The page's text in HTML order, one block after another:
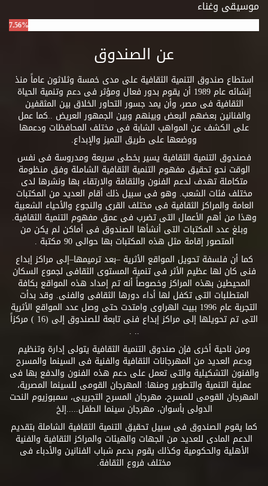
موسيقى وغناء
7.56%
عن الصندوق
استطاع صندوق التنمية الثقافية على مدى خمسة وثلاثون عاماً منذ
إنشائه عام 1989 أن يقوم بدور فعال ومؤثر فى دعم وتنمية الحياة
الثقافية فى مصر، وأن يمد جسور التحاور الخلاق بين المثقفين
والفنانين بعضهم البعض وبينهم وبين الجمهور العريض ..كما عمل
على الكشف عن المواهب الشابة فى مختلف المحافظات ودعمها
ووضعها على طريق التميز والإبداع.
فصندوق التنمية الثقافية يسير بخطى سريعة ومدروسة فى نفس
الوقت نحو تحقيق مفهوم التنمية الثقافية الشاملة وفق منظومة
متكاملة تهدف لدعم الفنون والثقافة والارتقاء بها ونشرها لدى
مختلف فئات الشعب. وهو فى سبيل ذلك أقام العديد من المكتبات
العامة والمراكز الثقافية فى مختلف القرى والنجوع والأحياء الشعبية
وهذا من أهم الأعمال التى تضرب فى عمق مفهوم التنمية الثقافية.
وبلغ عدد المكتبات التى أنشأها الصندوق فى أماكن لم يكن من
المتصور إقامة مثل هذه المكتبات بها حوالى 90 مكتبة .
كما أن فلسفة تحويل المواقع الأثرية –بعد ترميمها–إلى مراكز إبداع
فنى كان لها عظيم الأثر فى تنمية المستوى الثقافى لجموع السكان
المحيطين بهذه المراكز وخصوصاً أنه تم إمداد هذه المواقع بكافة
المتطلبات التى تكفل لها أداء دورها الثقافى والفنى. وقد بدأت
التجربة عام 1996 ببيت الهراوى وامتدت حتى وصل عدد المواقع الأثرية
التى تم تحويلها إلى مراكز إبداع فنى تابعة للصندوق إلى (16 ) مركزاً
.. .
ومن ناحية أخرى فإن صندوق التنمية الثقافية يتولى إدارة وتنظيم
ودعم العديد من المهرجانات الثقافية والفنية فى السينما والمسرح
والفنون التشكيلية والتى تعمل على دعم هذه الفنون والدفع بها فى
عملية التنمية والتطوير ومنها: المهرجان القومى للسينما المصرية،
المهرجان القومى للمسرح، مهرجان المسرح التجريبى، سمبوزيوم النحت
الدولى بأسوان، مهرجان سينما الطفل.....إلخ
كما يقوم الصندوق فى سبيل تحقيق التنمية الثقافية الشاملة بتقديم
الدعم المادى للعديد من الجهات والهيئات والمراكز الثقافية والفنية
الأهلية والحكومية وكذلك يقوم بدعم شباب الفنانين والأدباء فى
مختلف فروع الثقافة.